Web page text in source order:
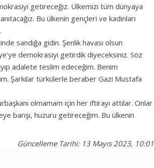
getireceğiz. Ülkemizi tüm dünyaya
Bu ülkenin gençleri ve kadınları
sandığa gidin. Şenlik havası olsun
demokrasiyi getirdik diyeceksiniz. Söz
adalete teslim edeceğim. Benim
Şarkılar türkülerle beraber Gazi Mustafa
olmamam için her iftirayı attılar. Onlar
barışı, huzuru getireceğim. Bu ülkenin
Güncelleme Tarihi: 13 Mayıs 2023, 10:01